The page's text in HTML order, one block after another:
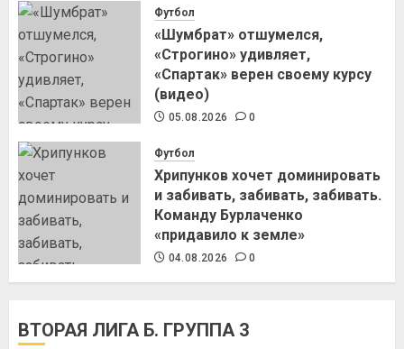
Футбол
«Шумбрат» отшумелся,
«Строгино» удивляет,
«Спартак» верен своему курсу
(видео)
05.08.2026 0
Футбол
Хрипунков хочет доминировать
и забивать, забивать, забивать.
Команду Бурлаченко
«придавило к земле»
04.08.2026 0
ВТОРАЯ ЛИГА Б. ГРУППА 3